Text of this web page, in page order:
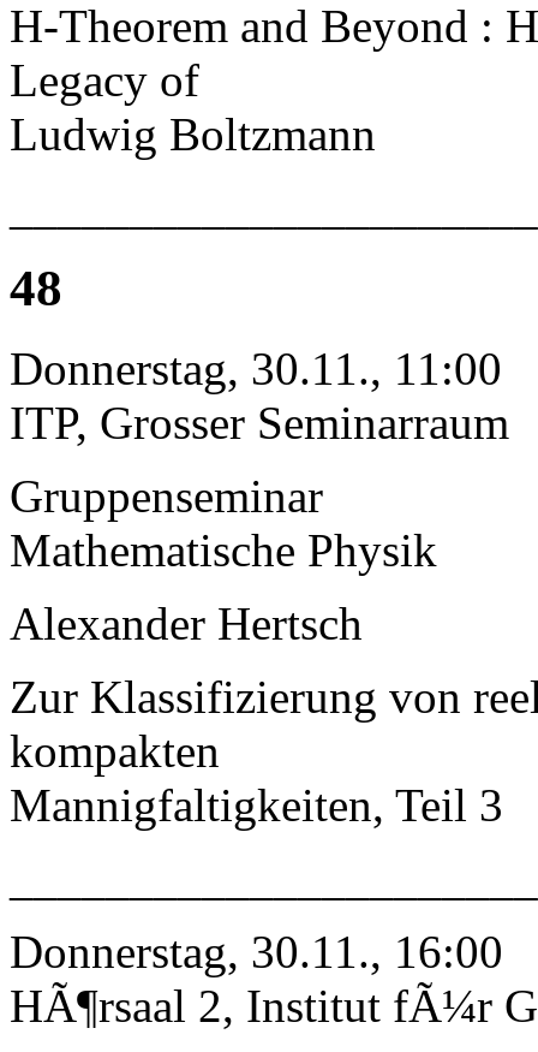
H-Theorem and Beyond :
Legacy of
Ludwig Boltzmann
48
Donnerstag, 30.11., 11:00
ITP, Grosser Seminarraum
Gruppenseminar
Mathematische Physik
Alexander Hertsch
Zur Klassifizierung von
kompakten
Mannigfaltigkeiten, Teil 3
Donnerstag, 30.11., 16:00
HÃ¶rsaal 2, Institut fÃ¼r